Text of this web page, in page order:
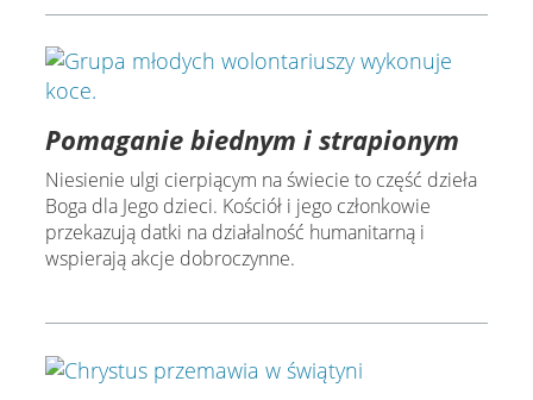
Pomaganie biednym i strapionym
Niesienie ulgi cierpiącym na świecie to część dzieła
Boga dla Jego dzieci. Kościół i jego członkowie
przekazują datki na działalność humanitarną i
wspierają akcje dobroczynne.